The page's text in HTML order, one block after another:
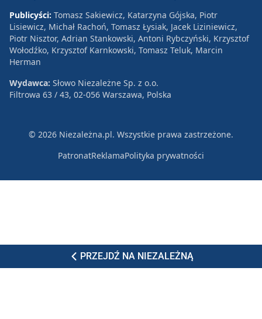
PRZEJDŹ NA NIEZALEŻNĄ
Publicyści: Tomasz Sakiewicz, Katarzyna Gójska, Piotr
Lisiewicz, Michał Rachoń, Tomasz Łysiak, Jacek Liziniewicz,
Piotr Nisztor, Adrian Stankowski, Antoni Rybczyński, Krzysztof
Wołodźko, Krzysztof Karnkowski, Tomasz Teluk, Marcin
Herman
Wydawca: Słowo Niezależne Sp. z o.o.
Filtrowa 63 / 43, 02-056 Warszawa, Polska
© 2026 Niezależna.pl. Wszystkie prawa zastrzeżone.
PatronatReklamaPolityka prywatności